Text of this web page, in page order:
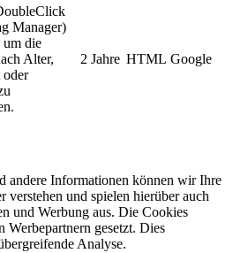
Manager)
um die
Alter,
oder
2 Jahre HTML Google
andere Informationen können wir Ihre
verstehen und spielen hierüber auch
und Werbung aus. ​Die Cookies
Werbepartnern gesetzt. Dies
Analyse.